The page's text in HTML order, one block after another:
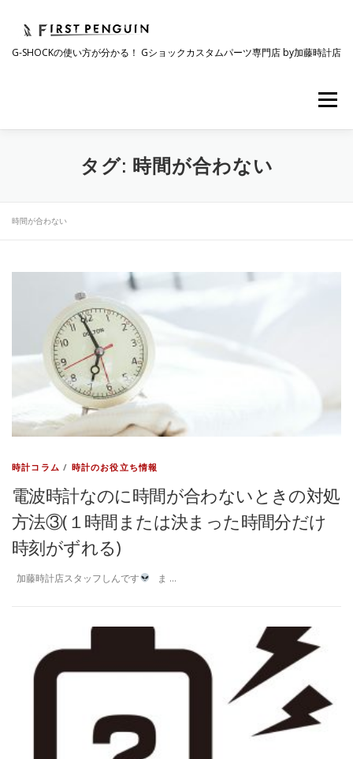
ッ
G-SHOCKの使い方が分かる！ Gショックカスタムパーツ専門店 by加藤時計店
メニュー
会社について 事業紹介 ワクワク企画
時計コラム
タグ: 時間が合わない
時間が合わない
時計コラム / 時計のお役立ち情報
電波時計なのに時間が合わないときの対処
方法③(１時間または決まった時間分だけ
時刻がずれる)
加藤時計店スタッフしんです ま …